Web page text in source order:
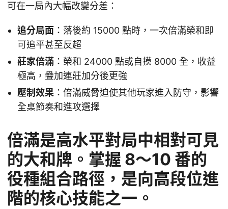
可在一局內大幅改變分差：
追分局面 ：落後約 15000 點時，一次倍滿榮和即
可追平甚至反超
莊家倍滿 ：榮和 24000 點或自摸 8000 全，收益
極高，疊加連莊加分後更強
壓制效果 ：倍滿威脅迫使其他玩家進入防守，影響
全桌節奏和進攻選擇
倍滿是高水平對局中相對可見
的大和牌。掌握 8～10 番的
役種組合路徑，是向高段位進
階的核心技能之一。